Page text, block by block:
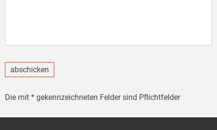
abschicken
Die mit * gekennzeichneten Felder sind Pflichtfelder